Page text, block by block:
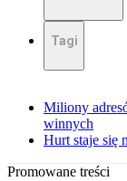
Tagi
Miliony
winnych
Hurt staje się
Promowane treści